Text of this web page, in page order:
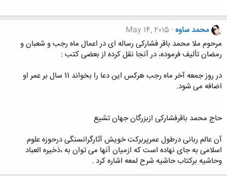
محمد ساوه May 14, 2015
مرحوم ملا محمد باقر فشارکی رساله ای در اعمال ماه رجب و شعبان و
رمضان تألیف فرموده، در آنجا نقل کرده از بعضی کتب :
در روز جمعه آخر ماه رجب هرکس این دعا را بخواند 11 سال بر عمر او
اضافه می شود.
حاج محمد باقرفشارکی ازبزرگان جهان تشیع
آن عالم ربانی درطول عمرپربرکت خویش آثارگرانسنگی درحوزه علوم
اسلامی به جای نهاده است که ازمیان آنها می توان به ،ذخیره العباد
وحاشیه برکتاب حاشیه شرح لمعه اشاره کرد .